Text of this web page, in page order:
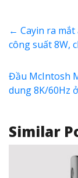
← Cayin ra
công suất 8W,
Đầu McIntosh
dung 8K/60Hz
Similar